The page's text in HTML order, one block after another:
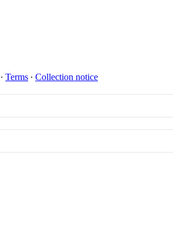
∙ Terms ∙ Collection notice